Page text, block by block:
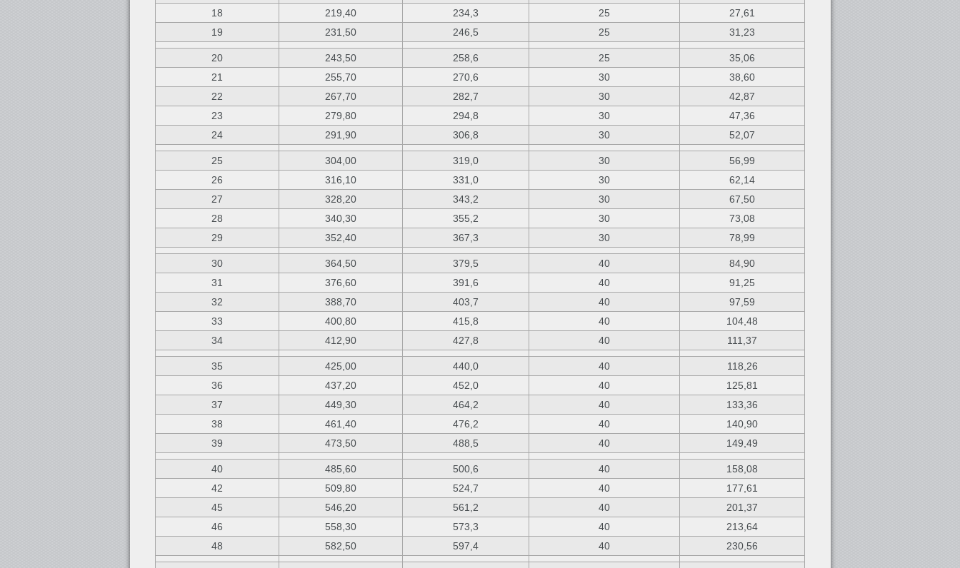
18
219,40 234,3 25
27,61
19
231,50 246,5 25 31,23
20 243,50 258,6 25
35,06
21
255,70 270,6 30
38,60
22
267,70 282,7 30
42,87
23
279,80 294,8 30
47,36
24
291,90 306,8 30 52,07
25 304,00 319,0 30
56,99
26
316,10 331,0 30
62,14
27
328,20 343,2 30
67,50
28
340,30 355,2 30
73,08
29
352,40 367,3 30 78,99
30 364,50 379,5 40
84,90
31
376,60 391,6 40
91,25
32
388,70 403,7 40
97,59
33
400,80 415,8 40
104,48
34
412,90 427,8 40 111,37
35 425,00 440,0 40
118,26
36
437,20 452,0 40
125,81
37
449,30 464,2 40
133,36
38
461,40 476,2 40
140,90
39
473,50 488,5 40 149,49
40 485,60 500,6 40
158,08
42
509,80 524,7 40
177,61
45
546,20 561,2 40
201,37
46
558,30 573,3 40
213,64
48
582,50 597,4 40 230,56